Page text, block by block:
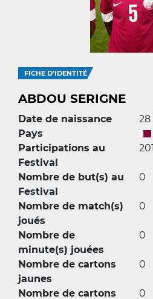
FICHE D'IDENTITÉ
ABDOU SERIGNE
Date de naissance
28
Pays
Participations au
Festival
Nombre de but(s) au
Festival
0
Nombre de match(s)
joués
0
Nombre de
minute(s) jouées
0
Nombre de cartons
jaunes
0
Nombre de cartons
0